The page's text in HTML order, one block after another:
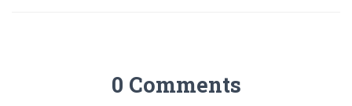
0 Comments